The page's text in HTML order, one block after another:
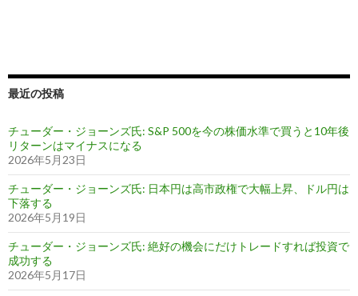
最近の投稿
チューダー・ジョーンズ氏: S&P 500を今の株価水準で買うと10年後
リターンはマイナスになる
2026年5月23日
チューダー・ジョーンズ氏: 日本円は高市政権で大幅上昇、ドル円は
下落する
2026年5月19日
チューダー・ジョーンズ氏: 絶好の機会にだけトレードすれば投資で
成功する
2026年5月17日